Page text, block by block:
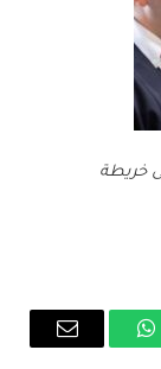
خريطة
واتساب البريد